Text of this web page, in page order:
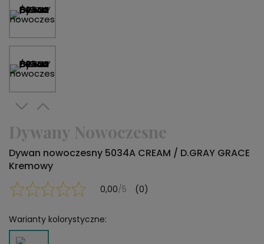
Dywany Nowoczesne
Dywan nowoczesny 5034A CREAM / D.GRAY GRACE
Kremowy
0,00/5 (0)
Warianty kolorystyczne: